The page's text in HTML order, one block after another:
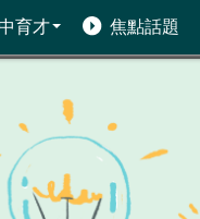
育才 焦點話題